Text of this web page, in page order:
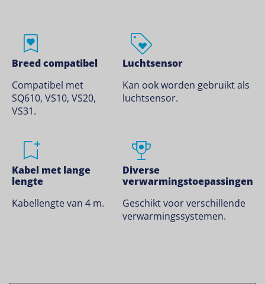
Breed compatibel
Compatibel met
SQ610, VS10, VS20,
VS31.
Luchtsensor
Kan ook worden gebruikt als
luchtsensor.
Kabel met lange
lengte
Kabellengte van 4 m.
Diverse
verwarmingstoepassingen
Geschikt voor verschillende
verwarmingssystemen.